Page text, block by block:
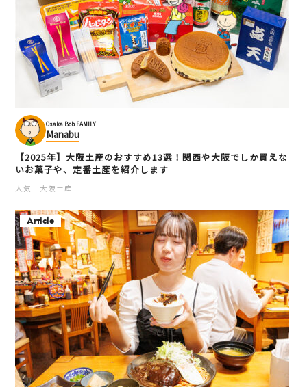
Osaka Bob FAMILY
Manabu
【2025年】大阪土産のおすすめ13選！関西や大阪でしか買えな
いお菓子や、定番土産を紹介します
人気 大阪土産
Article